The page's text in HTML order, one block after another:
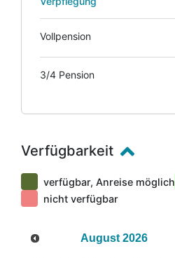
Vollpension
3/4 Pension
Verfügbarkeit
verfügbar, Anreise möglich
nicht verfügbar
August 2026